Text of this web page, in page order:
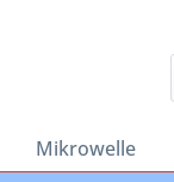
Mikrowelle